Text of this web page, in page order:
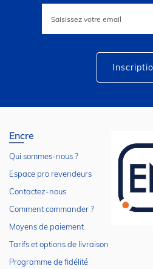
lettre
Encre
Qui sommes-nous ?
Espace pro revendeurs
Contactez-nous
Comment commander ?
Moyens de paiement
Tarifs et options de livraison
Programme de fidélité